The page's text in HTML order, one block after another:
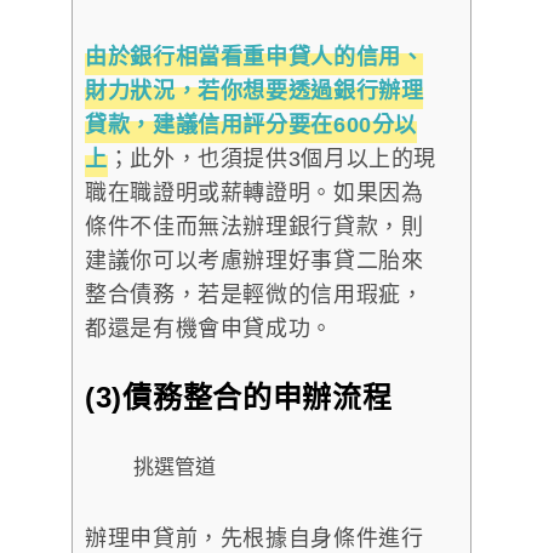
由於銀行相當看重申貸人的信用、
財力狀況，若你想要透過銀行辦理
貸款，建議信用評分要在600分以
上；此外，也須提供3個月以上的現
職在職證明或薪轉證明。如果因為
條件不佳而無法辦理銀行貸款，則
建議你可以考慮辦理好事貸二胎來
整合債務，若是輕微的信用瑕疵，
都還是有機會申貸成功。
(3)債務整合的申辦流程
挑選管道
辦理申貸前，先根據自身條件進行